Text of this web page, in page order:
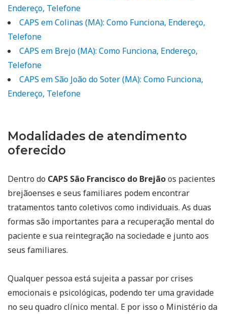
Endereço, Telefone
CAPS em Colinas (MA): Como Funciona, Endereço,
Telefone
CAPS em Brejo (MA): Como Funciona, Endereço,
Telefone
CAPS em São João do Soter (MA): Como Funciona,
Endereço, Telefone
Modalidades de atendimento
oferecido
Dentro do CAPS São Francisco do Brejãoos pacientes
brejãoenses e seus familiares podem encontrar
tratamentos tanto coletivos como individuais. As duas
formas são importantes para a recuperação mental do
paciente e sua reintegração na sociedade e junto aos
seus familiares.
Qualquer pessoa está sujeita a passar por crises
emocionais e psicológicas, podendo ter uma gravidade
no seu quadro clínico mental. E por isso o Ministério da